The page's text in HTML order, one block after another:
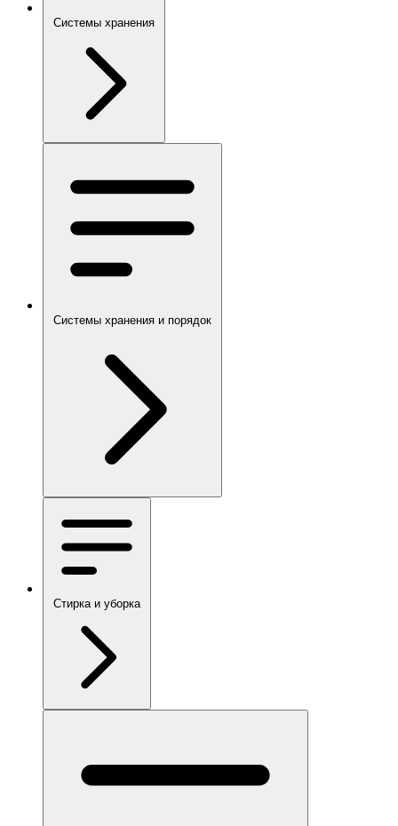
Системы хранения
Системы хранения и порядок
Стирка и уборка